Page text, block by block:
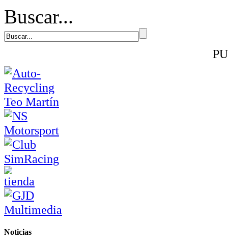
Buscar...
Noticias